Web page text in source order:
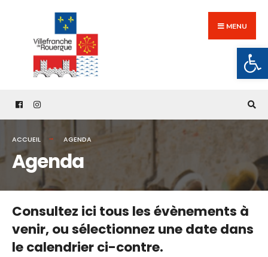
content
MENU
ACCUEIL AGENDA
Agenda
Consultez ici tous les évènements à
venir,ou sélectionnez une date dans
le calendrier ci-contre.